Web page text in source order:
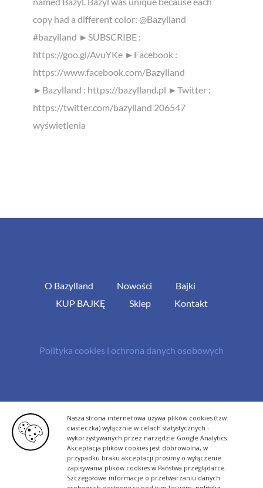
Nasza strona internetowa używa plików cookies (tzw.
ciasteczka) wyłącznie w celach statystycznych -
wykorzystywanych przez narzędzie Google Analytics.
Akceptacja plików cookies jest dobrowolna, w
przypadku braku akceptacji prosimy o wyłączenie
zapisywania plików cookies w Państwa przeglądarce.
Szczegółowe informacje o przetwarzaniu danych
copy had a different color: @Bazylland
#bazylland ►SUBSCRIBE :
https://goo.gl/AvuYKe ►Facebook :
https://www.facebook.com/Bazylland
►Bazylland : https://bazylland.pl ►Twitter :
https://twitter.com/bazylland 206547
wyświetlenia
O Bazylland Nowości
Bajki
KUP BAJKĘ
Sklep Kontakt
Polityka cookies i ochrona danych osobowych
rutyna.pl - tworzenie stron www